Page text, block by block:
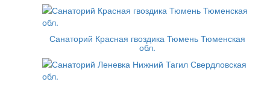
Санаторий Красная гвоздика Тюмень Тюменская
обл.